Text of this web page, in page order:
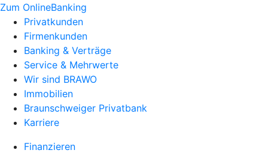
Zum OnlineBanking
Privatkunden
Firmenkunden
Banking & Verträge
Service & Mehrwerte
Wir sind BRAWO
Immobilien
Braunschweiger Privatbank
Karriere
Finanzieren